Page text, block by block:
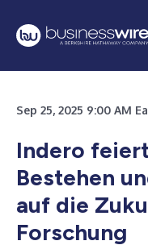
Sep 25, 2025 9:00 AM
Indero
Bestehen
auf die
Forschung